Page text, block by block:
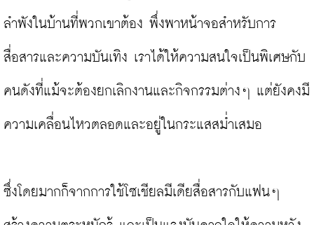
ลำพังในบ้านที่พวกเขาต้อง พึ่งพาหน้าจอสำหรับการ
สื่อสารและความบันเทิง เราได้ให้ความสนใจเป็นพิเศษกับ
คนดังที่แม้จะต้องยกเลิกงานและกิจกรรมต่างๆ แต่ยังคงมี
ความเคลื่อนไหวตลอดและอยู่ในกระแสสม่ำเสมอ
ซึ่งโดยมากก็จากการใช้โซเชียลมีเดียสื่อสารกับแฟนๆ